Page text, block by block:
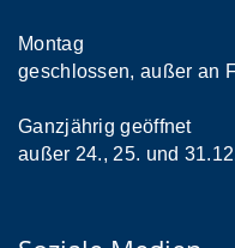
Montag
geschlossen, außer an
Ganzjährig geöffnet
außer 24., 25. und